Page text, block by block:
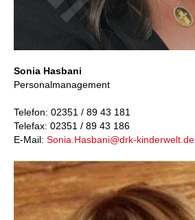
Sonia Hasbani
Personalmanagement
Telefon: 02351 / 89 43 181
Telefax: 02351 / 89 43 186
E-Mail: Sonia.Hasbani@drk-kinderwelt.de